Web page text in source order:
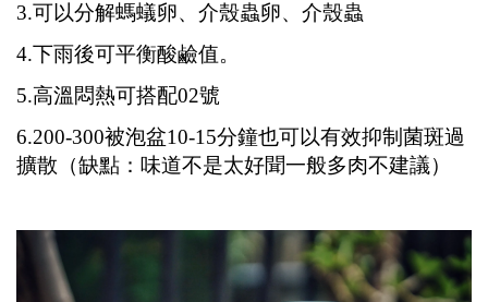
3.可以分解螞蟻卵、介殼蟲卵、介殼蟲
4.下雨後可平衡酸鹼值。
5.高溫悶熱可搭配02號
6.200-300被泡盆10-15分鐘也可以有效抑制菌斑過
擴散（缺點：味道不是太好聞一般多肉不建議）